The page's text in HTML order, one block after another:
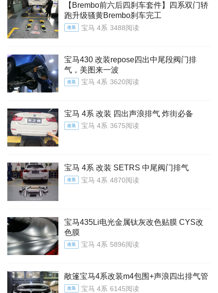
【Brembo前六后四刹车套件】四系双门轿
跑升级骚黄Brembo刹车完工
改装 宝马 4系 3488阅读
宝马430 改装repose四出中尾段阀门排
气，美图来一波
改装 宝马 4系 3620阅读
宝马 4系 改装 四出声浪排气 炸街必备
改装 宝马 4系 3675阅读
宝马 4系 改装 SETRS 中尾阀门排气
改装 宝马 4系 4870阅读
宝马435Li电光金属钛灰改色贴膜 CYS改
色膜
改装 宝马 4系 5896阅读
敞篷宝马4系改装m4包围+声浪四出排气管
改装 宝马 4系 6145阅读